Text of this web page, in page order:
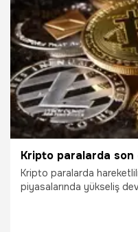
28.06.2022 Ekonomi
Kripto paralarda
piyasalarında yükseliş